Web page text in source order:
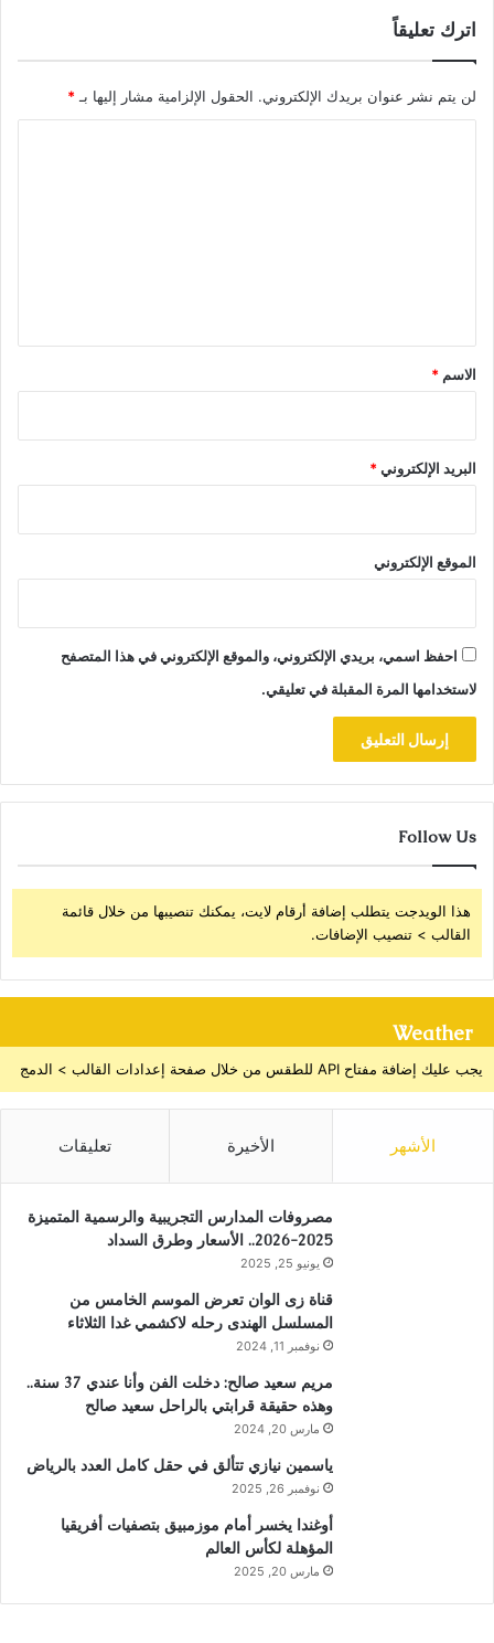
اترك تعليقاً
لن يتم نشر عنوان بريدك الإلكتروني. الحقول الإلزامية مشار إليها بـ*
*
الاسم *
البريد الإلكتروني*
الموقع الإلكتروني
احفظ اسمي، بريدي الإلكتروني، والموقع الإلكتروني في هذا المتصفح
لاستخدامها المرة المقبلة في تعليقي.
Follow Us
هذا الويدجت يتطلب إضافة أرقام لايت، يمكنك تنصيبها من خلال قائمة
القالب > تنصيب الإضافات.
Weather
يجب عليك إضافة مفتاح API للطقس من خلال صفحة إعدادات القالب > الدمج
الأشهر الأخيرة تعليقات
مصروفات المدارس التجريبية والرسمية المتميزة
2025-2026.. الأسعار وطرق السداد
يونيو 25, 2025
قناة زى الوان تعرض الموسم الخامس من
المسلسل الهندى رحله لاكشمي غدا الثلاثاء
نوفمبر 11, 2024
مريم سعيد صالح: دخلت الفن وأنا عندي 37 سنة..
وهذه حقيقة قرابتي بالراحل سعيد صالح
مارس 20, 2024
ياسمين نيازي تتألق في حقل كامل العدد بالرياض
نوفمبر 26, 2025
أوغندا يخسر أمام موزمبيق بتصفيات أفريقيا
المؤهلة لكأس العالم
مارس 20, 2025